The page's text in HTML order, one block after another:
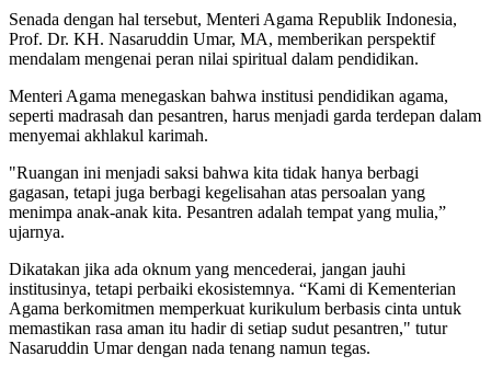
Senada dengan hal tersebut, Menteri Agama Republik Indonesia,
Prof. Dr. KH. Nasaruddin Umar, MA, memberikan perspektif
mendalam mengenai peran nilai spiritual dalam pendidikan.
Menteri Agama menegaskan bahwa institusi pendidikan agama,
seperti madrasah dan pesantren, harus menjadi garda terdepan dalam
menyemai akhlakul karimah.
"Ruangan ini menjadi saksi bahwa kita tidak hanya berbagi
gagasan, tetapi juga berbagi kegelisahan atas persoalan yang
menimpa anak-anak kita. Pesantren adalah tempat yang mulia,”
ujarnya.
Dikatakan jika ada oknum yang mencederai, jangan jauhi
institusinya, tetapi perbaiki ekosistemnya. “Kami di Kementerian
Agama berkomitmen memperkuat kurikulum berbasis cinta untuk
memastikan rasa aman itu hadir di setiap sudut pesantren," tutur
Nasaruddin Umar dengan nada tenang namun tegas.